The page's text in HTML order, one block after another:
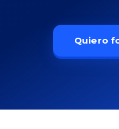
Quiero